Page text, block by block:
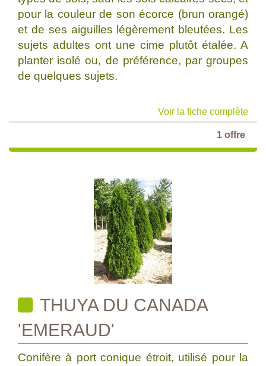
pour la couleur de son écorce (brun orangé)
et de ses aiguilles légèrement bleutées. Les
sujets adultes ont une cime plutôt étalée. A
planter isolé ou, de préférence, par groupes
de quelques sujets.
Voir la fiche complète
1 offre
THUYA DU CANADA
'EMERAUD'
Conifère à port conique étroit, utilisé pour la